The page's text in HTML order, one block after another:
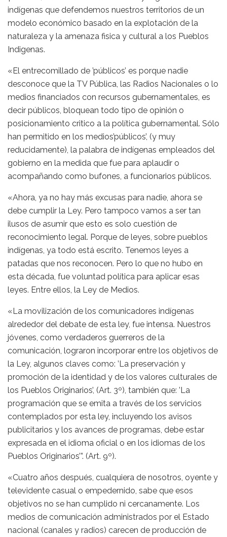
indígenas que defendemos nuestros territorios de un
modelo económico basado en la explotación de la
naturaleza y la amenaza fisica y cultural a los Pueblos
Indigenas.
«El entrecomillado de ’públicos’ es porque nadie
desconoce que la TV Pública, las Radios Nacionales o lo
medios financiados con recursos gubernamentales, es
decir públicos, bloquean todo tipo de opinión o
posicionamiento critico a la política gubernamental. Sólo
han permitido en los medios’públicos’, (y muy
reducidamente), la palabra de indígenas empleados del
gobierno en la medida que fue para aplaudir o
acompañando como bufones, a funcionarios públicos.
«Ahora, ya no hay más excusas para nadie, ahora se
debe cumplir la Ley. Pero tampoco vamos a ser tan
ilusos de asumir que esto es solo cuestión de
reconocimiento legal. Porque de leyes, sobre pueblos
indígenas, ya todo está escrito. Tenemos leyes a
patadas que nos reconocen. Pero lo que no hubo en
esta década, fue voluntad política para aplicar esas
leyes. Entre ellos, la Ley de Medios.
«La movilización de los comunicadores indígenas
alrededor del debate de esta ley, fue intensa. Nuestros
jóvenes, como verdaderos guerreros de la
comunicación, lograron incorporar entre los objetivos de
la Ley, algunos claves como: ’La preservación y
promoción de la identidad y de los valores culturales de
los Pueblos Originarios’, (Art. 3º), también que: ’La
programación que se emita a través de los servicios
contemplados por esta ley, incluyendo los avisos
publicitarios y los avances de programas, debe estar
expresada en el idioma oficial o en los idiomas de los
Pueblos Originarios’”. (Art. 9º).
«Cuatro años después, cualquiera de nosotros, oyente y
televidente casual o empedernido, sabe que esos
objetivos no se han cumplido ni cercanamente. Los
medios de comunicación administrados por el Estado
nacional (canales y radios) carecen de producción de